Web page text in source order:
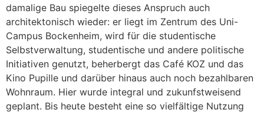
damalige Bau spiegelte dieses Anspruch auch
architektonisch wieder: er liegt im Zentrum des Uni-
Campus Bockenheim, wird für die studentische
Selbstverwaltung, studentische und andere politische
Initiativen genutzt, beherbergt das Café KOZ und das
Kino Pupille und darüber hinaus auch noch bezahlbaren
Wohnraum. Hier wurde integral und zukunfstweisend
geplant. Bis heute besteht eine so vielfältige Nutzung